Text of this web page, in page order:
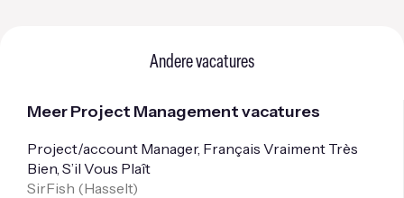
Andere vacatures
Meer Project Management vacatures
Project/account Manager, Français Vraiment Très
Bien, S’il Vous Plaît
SirFish (Hasselt)